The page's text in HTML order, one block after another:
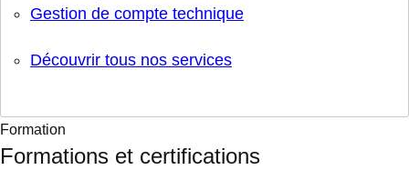
Gestion de compte technique
Découvrir tous nos services
Formation
Formations et certifications